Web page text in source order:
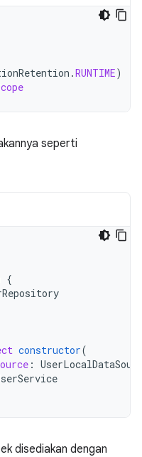
.RUNTIME)
seperti
{
constructor(
:
disediakan dengan